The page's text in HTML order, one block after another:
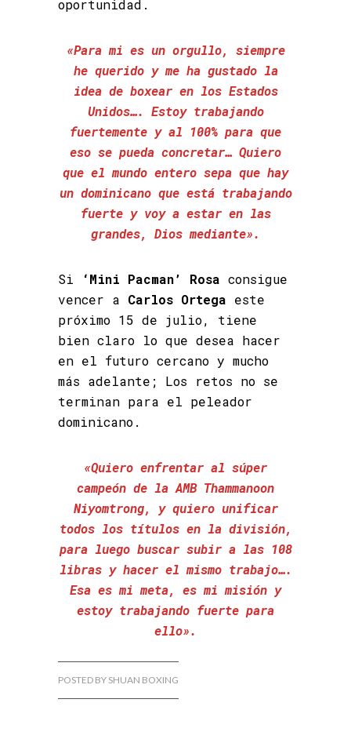
oportunidad.
«Para mi es un orgullo, siempre
he querido y me ha gustado la
idea de boxear en los Estados
Unidos…. Estoy trabajando
fuertemente y al 100% para que
eso se pueda concretar… Quiero
que el mundo entero sepa que hay
un dominicano que está trabajando
fuerte y voy a estar en las
grandes, Dios mediante».
Si ‘Mini Pacman’ Rosa consigue
vencer a Carlos Ortega este
próximo 15 de julio, tiene
bien claro lo que desea hacer
en el futuro cercano y mucho
más adelante; Los retos no se
terminan para el peleador
dominicano.
«Quiero enfrentar al súper
campeón de la AMB Thammanoon
Niyomtrong, y quiero unificar
todos los títulos en la división,
para luego buscar subir a las 108
libras y hacer el mismo trabajo….
Esa es mi meta, es mi misión y
estoy trabajando fuerte para
ello».
POSTED BY SHUAN BOXING